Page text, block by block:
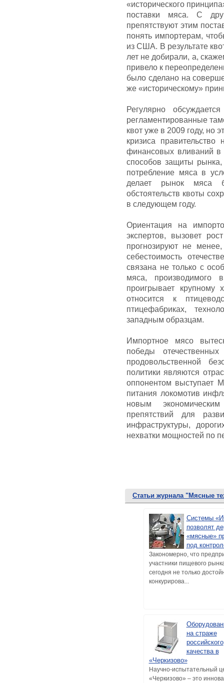
«исторического
поставки мяса. С
препятствуют этим
понять импортерам,
из США. В результате
лет не добирали, а,
привело к
было сделано на
же «историческому»
Регулярно
регламентированные
квот уже в 2009 году, но
кризиса
финансовых вливаний в
способов защиты
потребление мяса в
делает рынок мяса
обстоятельств квоты
в следующем году.
Ориентация на
экспертов, вызовет
прогнозируют не
себестоимость
связана не только с
мяса, производимого
проигрывает крупному
относится к
птицефабриках,
западным образцам.
Импортное мясо
победы
продовольственной
политики являются
оппонентом выступает
питания локомотив
новым
препятствий для
инфраструктуры,
нехватки мощностей по
Статьи журнала "Мясные
Системы
позволят
«мясные»
под
Закономерно, что
участники пищевого
сегодня не только
конкурирова...
на страже
российского
качества в
«Черкизово»
Научно-испытательный
«Черкизово» – это